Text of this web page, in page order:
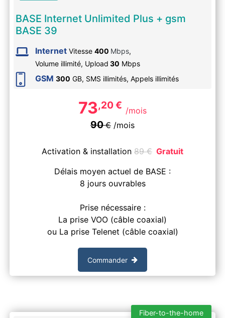
BASE Internet Unlimited Plus + gsm
BASE 39
Internet Vitesse 400 Mbps,
Volume illimité, Upload 30 Mbps
GSM 300 GB, SMS illimités, Appels illimités
73,20€ /mois
90€ /mois
Activation & installation 89€ Gratuit
Délais moyen actuel de BASE :
8 jours ouvrables
Prise nécessaire :
La prise VOO (câble coaxial)
ou La prise Telenet (câble coaxial)
Commander
Fiber-to-the-home